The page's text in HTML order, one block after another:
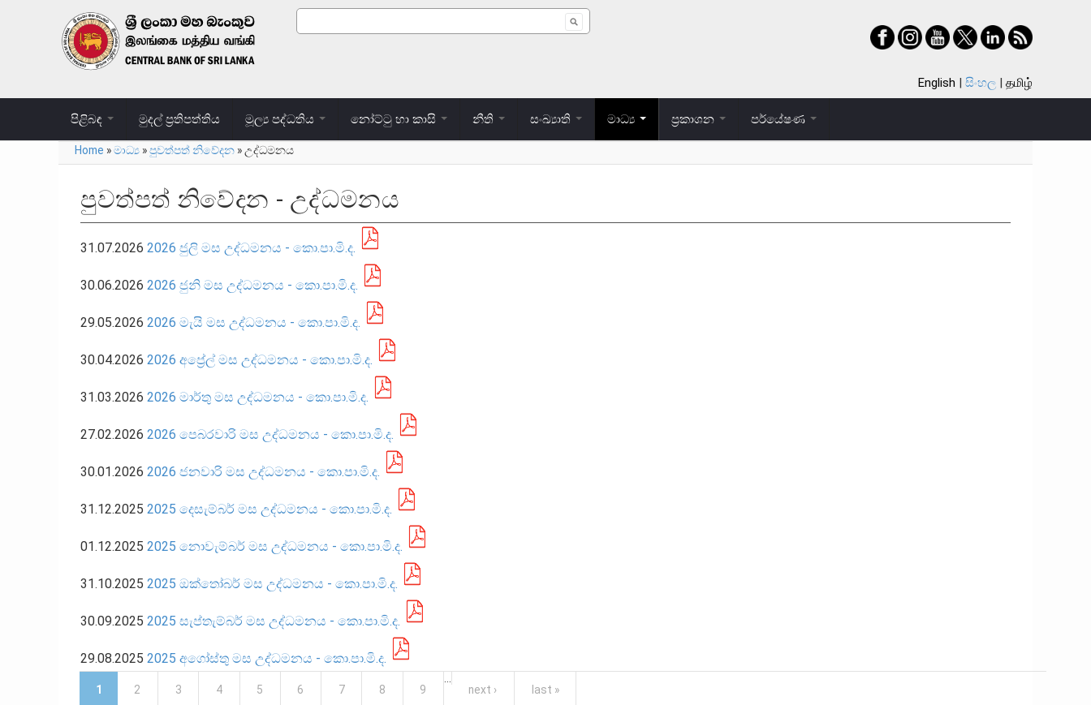
Skip to main content
Search form
English සිංහල தமிழ்
පිළිබඳ මුදල් ප්‍රතිපත්තිය මූල්‍ය පද්ධතිය නෝට්ටු හා කාසි නීති සංඛ්‍යාති මාධ්‍ය ප්‍රකාශන පර්යේෂණ
You are here
Home »මාධ්‍ය »පුවත්පත් නිවේදන »උද්ධමනය
පුවත්පත් නිවේදන - උද්ධමනය
31.07.2026 2026 ජුලි මස උද්ධමනය - කො.පා.මි.ද.
30.06.2026 2026 ජුනි මස උද්ධමනය - කො.පා.මි.ද.
29.05.2026 2026 මැයි මස උද්ධමනය - කො.පා.මි.ද.
30.04.2026 2026 අප්‍රේල් මස උද්ධමනය - කො.පා.මි.ද.
31.03.2026 2026 මාර්තු මස උද්ධමනය - කො.පා.මි.ද.
27.02.2026 2026 පෙබරවාරි මස උද්ධමනය - කො.පා.මි.ද.
30.01.2026 2026 ජනවාරි මස උද්ධමනය - කො.පා.මි.ද.
31.12.2025 2025 දෙසැම්බර් මස උද්ධමනය - කො.පා.මි.ද.
01.12.2025 2025 නොවැම්බර් මස උද්ධමනය - කො.පා.මි.ද.
31.10.2025 2025 ඔක්තෝබර් මස උද්ධමනය - කො.පා.මි.ද.
30.09.2025 2025 සැප්තැම්බර් මස උද්ධමනය - කො.පා.මි.ද.
29.08.2025 2025 අගෝස්තු මස උද්ධමනය - කො.පා.මි.ද.
Pages
1 2 3 4 5 6 7 8 9
next ›
last »